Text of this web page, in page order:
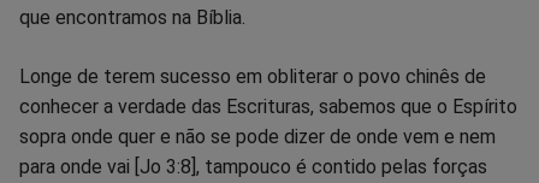
que encontramos na Bíblia.
Longe de terem sucesso em obliterar o povo chinês de
conhecer a verdade das Escrituras, sabemos que o Espírito
sopra onde quer e não se pode dizer de onde vem e nem
para onde vai [Jo 3:8], tampouco é contido pelas forças